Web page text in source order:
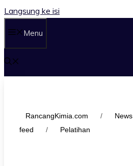
Langsung ke isi
Menu
RancangKimia.com /
News
feed
/ Pelatihan